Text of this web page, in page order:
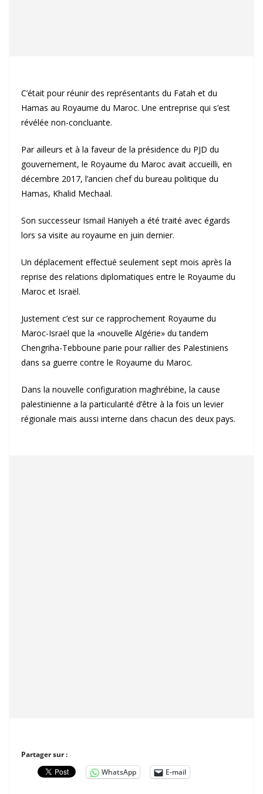
C’était pour réunir des représentants du Fatah et du
Hamas au Royaume du Maroc. Une entreprise qui s’est
révélée non-concluante.
Par ailleurs et à la faveur de la présidence du PJD du
gouvernement, le Royaume du Maroc avait accueilli, en
décembre 2017, l’ancien chef du bureau politique du
Hamas, Khalid Mechaal.
Son successeur Ismail Haniyeh a été traité avec égards
lors sa visite au royaume en juin dernier.
Un déplacement effectué seulement sept mois après la
reprise des relations diplomatiques entre le Royaume du
Maroc et Israël.
Justement c’est sur ce rapprochement Royaume du
Maroc-Israël que la «nouvelle Algérie» du tandem
Chengriha-Tebboune parie pour rallier des Palestiniens
dans sa guerre contre le Royaume du Maroc.
Dans la nouvelle configuration maghrébine, la cause
palestinienne a la particularité d’être à la fois un levier
régionale mais aussi interne dans chacun des deux pays.
Partager sur :
WhatsApp
E-mail